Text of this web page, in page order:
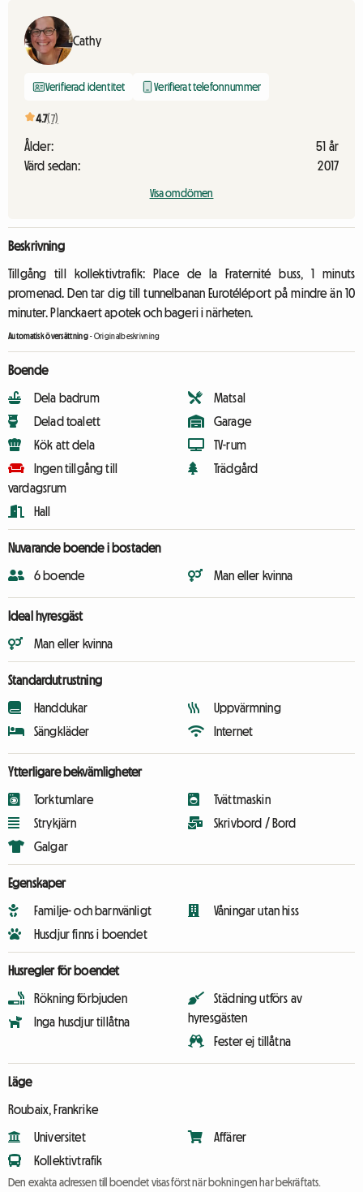
Cathy
Verifierad identitet Verifierat telefonnummer
4.7(7)
Ålder:
51 år
Värd sedan:
2017
Visa omdömen
Beskrivning
Tillgång till kollektivtrafik: Place de la Fraternité buss, 1 minuts
promenad. Den tar dig till tunnelbanan Eurotéléport på mindre än 10
minuter. Planckaert apotek och bageri i närheten.
Automatisk översättning-Originalbeskrivning
Boende
Dela badrum
Delad toalett
Kök att dela
Ingen tillgång till
vardagsrum
Hall
Matsal
Garage
TV-rum
Trädgård
Nuvarande boende i bostaden
6 boende Man eller kvinna
Ideal hyresgäst
Man eller kvinna
Standardutrustning
Handdukar
Sängkläder
Uppvärmning
Internet
Ytterligare bekvämligheter
Torktumlare
Strykjärn
Galgar
Tvättmaskin
Skrivbord / Bord
Egenskaper
Familje- och barnvänligt
Husdjur finns i boendet
Våningar utan hiss
Husregler för boendet
Rökning förbjuden
Inga husdjur tillåtna
Städning utförs av
hyresgästen
Fester ej tillåtna
Läge
Roubaix, Frankrike
Universitet
Kollektivtrafik
Affärer
Den exakta adressen till boendet visas först när bokningen har bekräftats.